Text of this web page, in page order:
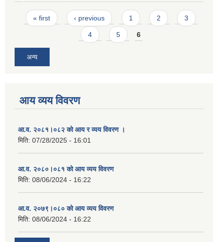
Pages
« first ‹ previous 1 2 3
4 5 6
अन्य
आय व्यय विवरण
आ.व. २०८१।०८२ को आय र व्यय विवरण ।
मिति: 07/28/2025 - 16:01
आ.व. २०८०।०८१ को आय व्यय विवरण
मिति: 08/06/2024 - 16:22
आ.व. २०७९।०८० को आय व्यय विवरण
मिति: 08/06/2024 - 16:22